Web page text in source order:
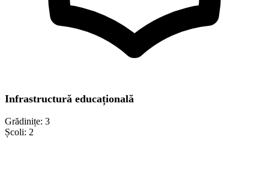
Infrastructură educațională
Grădinițe: 3
Școli: 2